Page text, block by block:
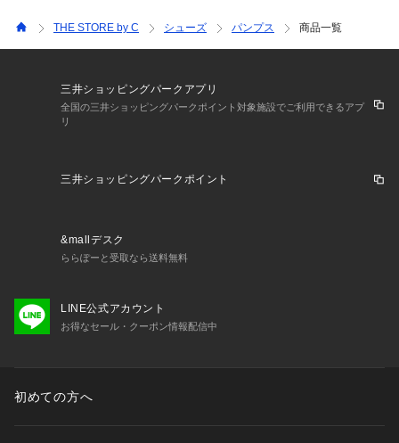
THE STORE by C シューズ パンプス 商品一覧
三井ショッピングパークアプリ
全国の三井ショッピングパークポイント対象施設でご利用できるアプ
リ
三井ショッピングパークポイント
&mallデスク
ららぽーと受取なら送料無料
LINE公式アカウント
お得なセール・クーポン情報配信中
初めての方へ